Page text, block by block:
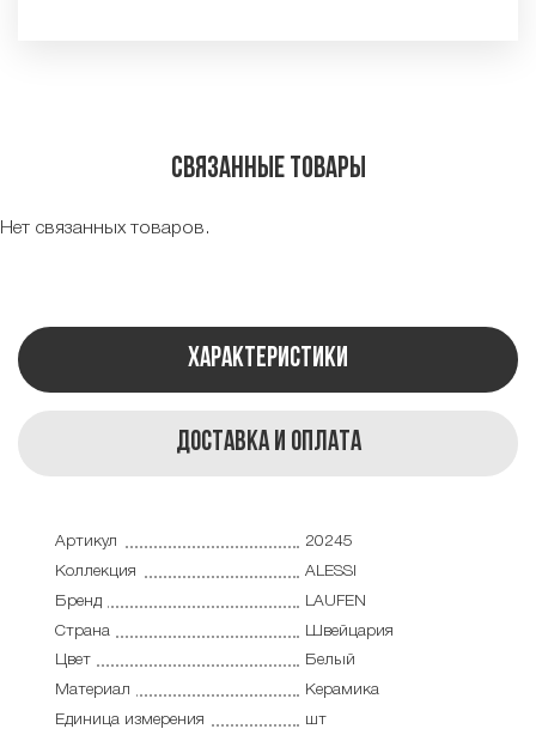
Связанные товары
Нет связанных товаров.
Характеристики
Доставка и оплата
Артикул
20245
Коллекция
ALESSI
Бренд
LAUFEN
Страна
Швейцария
Цвет
Белый
Материал
Керамика
Единица измерения
шт